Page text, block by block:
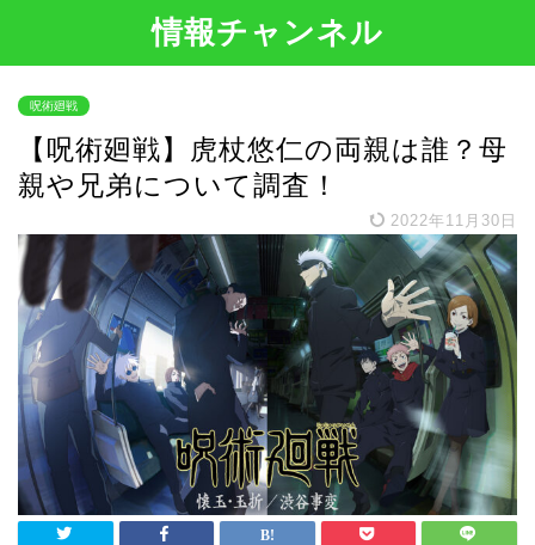
情報チャンネル
呪術廻戦
【呪術廻戦】虎杖悠仁の両親は誰？母
親や兄弟について調査！
2022年11月30日